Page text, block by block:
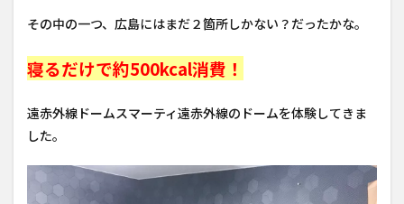
その中の一つ、広島にはまだ２箇所しかない？だったかな。
寝るだけで約500kcal消費！
遠赤外線ドームスマーティ遠赤外線のドームを体験してきま
した。